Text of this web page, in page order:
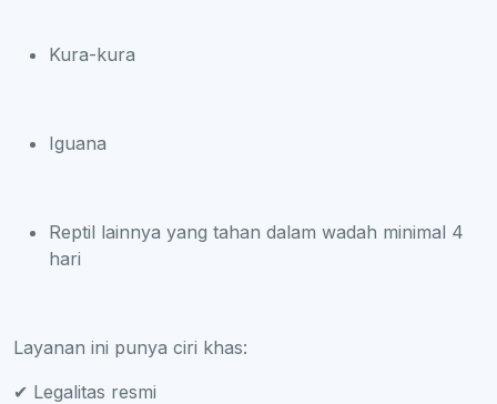
Kura-kura
Iguana
Reptil lainnya yang tahan dalam wadah minimal 4
hari
Layanan ini punya ciri khas:
✔ Legalitas resmi